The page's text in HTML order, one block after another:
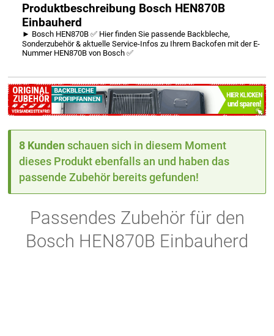
Produktbeschreibung Bosch HEN870B
Einbauherd
► Bosch HEN870B ✅ Hier finden Sie passende Backbleche,
Sonderzubehör & aktuelle Service-Infos zu Ihrem Backofen mit der E-
Nummer HEN870B von Bosch ✅
8 Kunden schauen sich in diesem Moment
dieses Produkt ebenfalls an und haben das
passende Zubehör bereits gefunden!
Passendes Zubehör für den
Bosch HEN870B Einbauherd